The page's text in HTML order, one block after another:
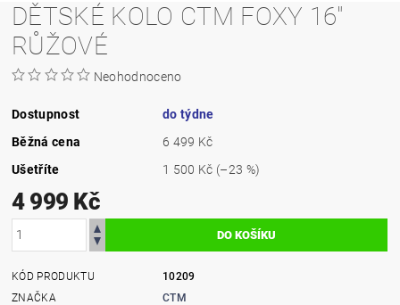
DĚTSKÉ KOLO CTM FOXY 16"
RŮŽOVÉ
Neohodnoceno
Dostupnost
do týdne
Běžná cena
6 499 Kč
Ušetříte
1 500 Kč (–23 %)
4 999 Kč
KÓD PRODUKTU
10209
ZNAČKA
CTM